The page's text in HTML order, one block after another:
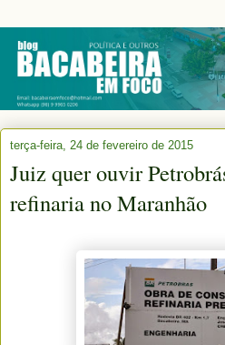
terça-feira, 24 de fevereiro de 2015
Juiz quer ouvir
refinaria no Maranhão